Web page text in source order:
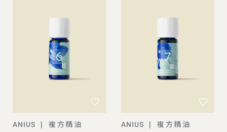
ANIUS |
複方精油
ANIUS |
複方精油